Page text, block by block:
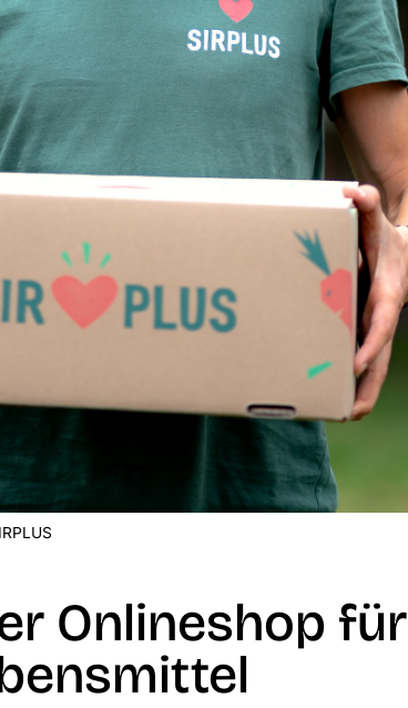
Onlineshop für